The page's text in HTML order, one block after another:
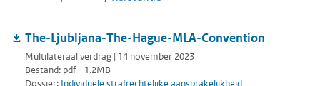
The-Ljubljana-The-Hague-MLA-Convention
Multilateraal verdrag | 14 november 2023
Bestand: pdf - 1.2MB
Dossier: Individuele strafrechtelijke aansprakelijkheid